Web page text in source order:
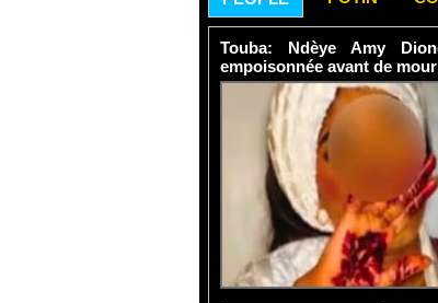
Touba: Ndèye Amy
empoisonnée avant de